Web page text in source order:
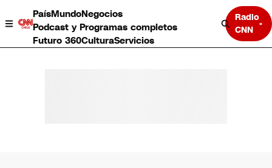
PaísMundoNegocios
Podcast y Programas completos
Futuro 360CulturaServicios
Radio
CNN